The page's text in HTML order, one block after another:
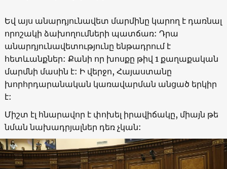
Եվ այս անարդյունավետ մարմինը կարող է դառնալ
որոշակի ձախողումների պատճառ: Դրա
անարդյունավետությունը ենթադրում է
հետևանքներ: Քանի որ խոսքը թիվ 1 քաղաքական
մարմնի մասին է: Ի վերջո, Հայաստանը
խորհրդարանական կառավարման անցած երկիր
է:
Միշտ էլ հնարավոր է փոխել իրավիճակը, միայն թե
նման նախադրյալներ դեռ չկան: